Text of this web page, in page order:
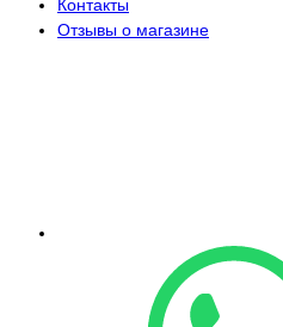
Контакты
Отзывы о магазине